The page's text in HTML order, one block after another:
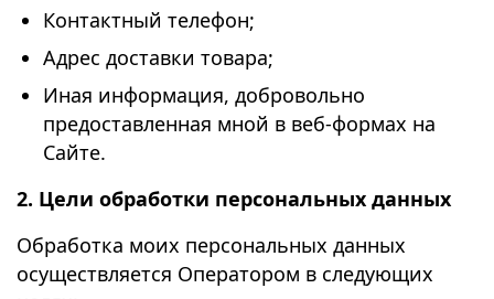
Контактный телефон;
Адрес доставки товара;
Иная информация, добровольно
предоставленная мной в веб-формах на
Сайте.
2. Цели обработки персональных данных
Обработка моих персональных данных
осуществляется Оператором в следующих